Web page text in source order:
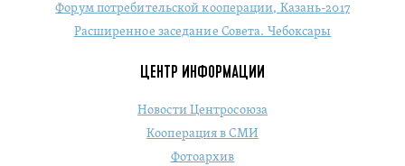
Форум потребительской кооперации, Казань-2017
Расширенное заседание Совета. Чебоксары
ЦЕНТР ИНФОРМАЦИИ
Новости Центросоюза
Кооперация в СМИ
Фотоархив